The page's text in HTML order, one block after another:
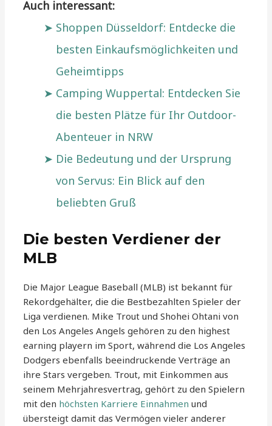
Auch interessant:
Shoppen Düsseldorf: Entdecke die
besten Einkaufsmöglichkeiten und
Geheimtipps
Camping Wuppertal: Entdecken Sie
die besten Plätze für Ihr Outdoor-
Abenteuer in NRW
Die Bedeutung und der Ursprung
von Servus: Ein Blick auf den
beliebten Gruß
Die besten Verdiener der
MLB
Die Major League Baseball (MLB) ist bekannt für
Rekordgehälter, die die Bestbezahlten Spieler der
Liga verdienen. Mike Trout und Shohei Ohtani von
den Los Angeles Angels gehören zu den highest
earning playern im Sport, während die Los Angeles
Dodgers ebenfalls beeindruckende Verträge an
ihre Stars vergeben. Trout, mit Einkommen aus
seinem Mehrjahresvertrag, gehört zu den Spielern
mit den höchsten Karriere Einnahmen und
übersteigt damit das Vermögen vieler anderer